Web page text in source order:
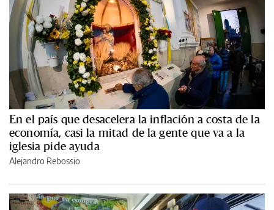
En el país que desacelera la inflación a costa de la
economía, casi la mitad de la gente que va a la
iglesia pide ayuda
Alejandro Rebossio